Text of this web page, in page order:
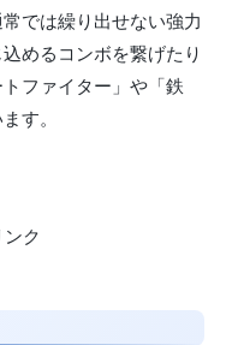
では繰り出せない強力
めるコンボを繋げたり
ファイター」や「鉄
す。
ンク